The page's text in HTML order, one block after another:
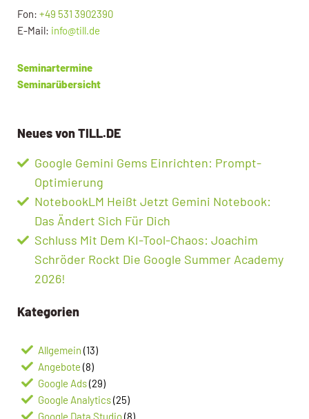
Fon: +49 531 3902390
E-Mail: info@till.de
Seminartermine
Seminarübersicht
Neues von TILL.DE
Google Gemini Gems Einrichten: Prompt-
Optimierung
NotebookLM Heißt Jetzt Gemini Notebook:
Das Ändert Sich Für Dich
Schluss Mit Dem KI-Tool-Chaos: Joachim
Schröder Rockt Die Google Summer Academy
2026!
Kategorien
Allgemein (13)
Angebote (8)
Google Ads(29)
Google Analytics(25)
Google Data Studio(8)